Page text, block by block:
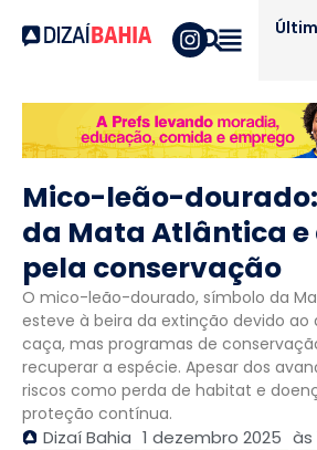
Mico-leão-
da Mata Atlântica
pela conservação
O mico-leão-dourado, símbolo da
esteve à beira da extinção devido
caça, mas programas de
recuperar a espécie. Apesar dos
riscos como perda de habitat e
proteção contínua.
Dizaí Bahia 1 dezembro 2025 às